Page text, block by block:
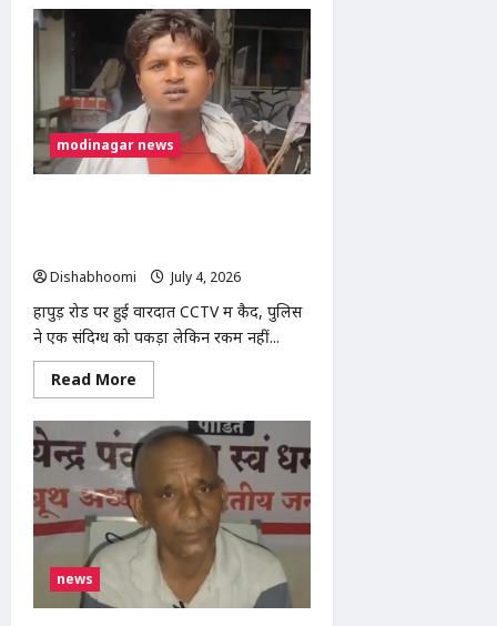
मोदीनगर:
गांधी
ग्राउंड
में
सिंथेटिक
ट्रैक
और
सभी
स्कूलों
में
NCERT
लेकर
कांग्रेस
का
प्रदर्शन
modinagar news
Dishabhoomi
July 4, 2026
हापुड़ रोड पर हुई वारदात CCTV में कैद, पुलिस
ने एक संदिग्ध को पकड़ा लेकिन रकम नहीं...
Read More
more
मोदीनगर
में
आम
विक्रेता
की
जेब
कटी,
बातों
में
उलझाकर
रुपये
news